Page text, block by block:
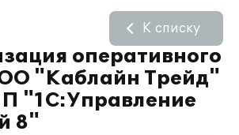
оперативного
"Каблайн Трейд"
"1С:Управление
8"
К списку